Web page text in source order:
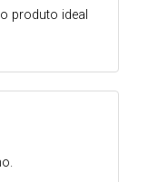
produto ideal